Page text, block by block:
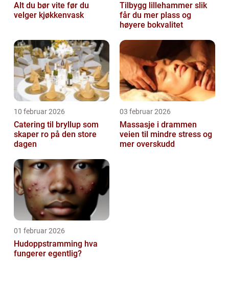
Alt du bør vite før du
velger kjøkkenvask
Tilbygg lillehammer slik
får du mer plass og
høyere bokvalitet
10 februar 2026
Catering til bryllup som
skaper ro på den store
dagen
03 februar 2026
Massasje i drammen
veien til mindre stress og
mer overskudd
01 februar 2026
Hudoppstramming hva
fungerer egentlig?